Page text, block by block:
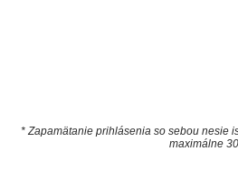
* Zapamätanie prihlásenia so sebou nesie
maximálne